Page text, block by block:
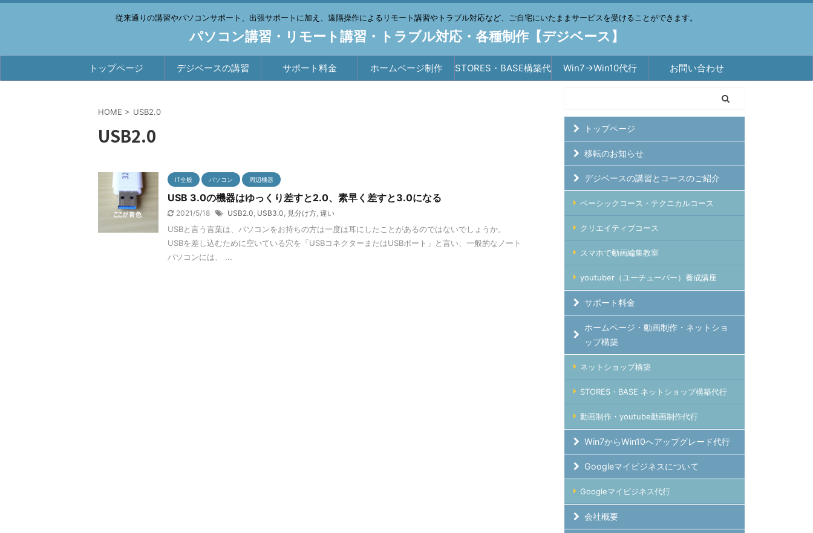
従来通りの講習やパソコンサポート、出張サポートに加え、遠隔操作によるリモート講習やトラブル対応など、ご自宅にいたままサービスを受けることができます。
パソコン講習・リモート講習・トラブル対応・各種制作【デジベース】
トップページ デジベースの講習 サポート料金 ホームページ制作 STORES・BASE構築代 Win7→Win10代行 お問い合わせ
HOME > USB2.0
USB2.0
IT全般 パソコン 周辺機器
USB 3.0の機器はゆっくり差すと2.0、素早く差すと3.0になる
2021/5/18 USB2.0, USB3.0, 見分け方, 違い
USBと言う言葉は、パソコンをお持ちの方は一度は耳にしたことがあるのではないでしょうか。
USBを差し込むために空いている穴を「USBコネクターまたはUSBポート」と言い、一般的なノート
パソコンには、 ...
トップページ
移転のお知らせ
デジベースの講習とコースのご紹介
ベーシックコース・テクニカルコース
クリエイティブコース
スマホで動画編集教室
youtuber（ユーチューバー）養成講座
サポート料金
ホームページ・動画制作・ネットショ
ップ構築
ネットショップ構築
STORES・BASE ネットショップ構築代行
動画制作・youtube動画制作代行
Win7からWin10へアップグレード代行
Googleマイビジネスについて
Googleマイビジネス代行
会社概要